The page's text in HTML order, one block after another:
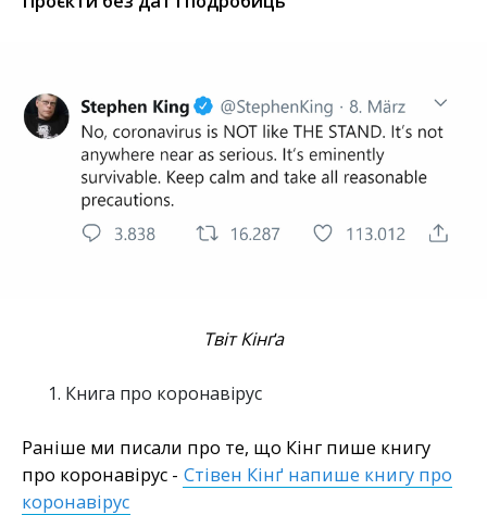
Твіт Кінґа
Книга про коронавірус
Раніше ми писали про те, що Кінг пише книгу
про коронавірус - Стівен Кінґ напише книгу про
коронавірус